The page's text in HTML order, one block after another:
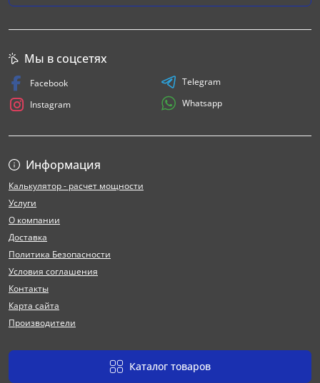
Информация
Калькулятор - расчет мощности
Услуги
О компании
Доставка
Политика Безопасности
Условия соглашения
Контакты
Карта сайта
Производители
Каталог товаров
Мы в соцсетях
Facebook
Instagram
Telegram
Whatsapp